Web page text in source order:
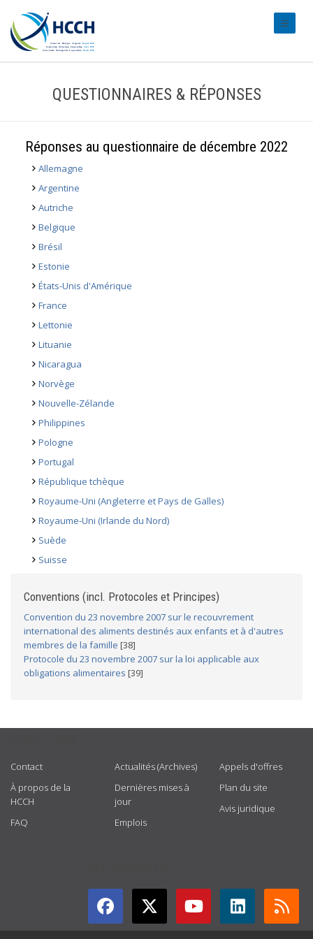
QUESTIONNAIRES & RÉPONSES
Réponses au questionnaire de décembre 2022
Allemagne
Argentine
Autriche
Belgique
Brésil
Estonie
États-Unis d'Amérique
France
Lettonie
Lituanie
Nicaragua
Norvège
Nouvelle-Zélande
Philippines
Pologne
Portugal
République tchèque
Royaume-Uni (Angleterre et Pays de Galles)
Royaume-Uni (Irlande du Nord)
Suède
Suisse
Conventions (incl. Protocoles et Principes)
Convention du 23 novembre 2007 sur le recouvrement
international des aliments destinés aux enfants et à d'autres
membres de la famille [38]
Protocole du 23 novembre 2007 sur la loi applicable aux
obligations alimentaires [39]
Contact
À propos de la
HCCH
FAQ
Actualités (Archives)
Dernières mises à
jour
Emplois
Appels d'offres
Plan du site
Avis juridique